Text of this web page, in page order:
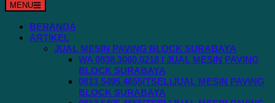
MENU
BERANDA
ARTIKEL
JUAL MESIN PAVING BLOCK SURABAYA
WA 0838.3060.0218 I JUAL MESIN PAVING
BLOCK SURABAYA
0813.5495.4655(TSEL)JUAL MESIN PAVING
BLOCK SURABAYA